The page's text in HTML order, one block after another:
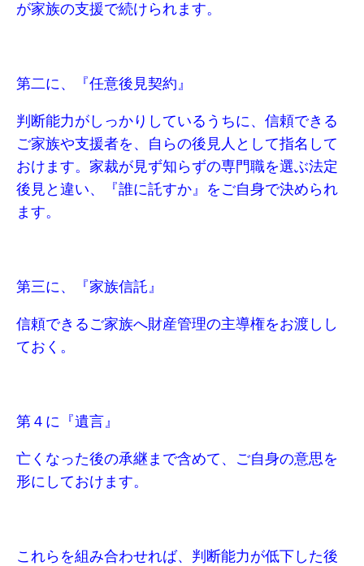
が家族の支援で続けられます。
第二に、『任意後見契約』
判断能力がしっかりしているうちに、信頼できる
ご家族や支援者を、自らの後見人として指名して
おけます。家裁が見ず知らずの専門職を選ぶ法定
後見と違い、『誰に託すか』をご自身で決められ
ます。
第三に、『家族信託』
信頼できるご家族へ財産管理の主導権をお渡しし
ておく。
第４に『遺言』
亡くなった後の承継まで含めて、ご自身の意思を
形にしておけます。
これらを組み合わせれば、判断能力が低下した後